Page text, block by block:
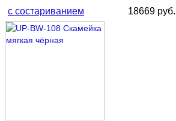
с состариванием
18669 руб.